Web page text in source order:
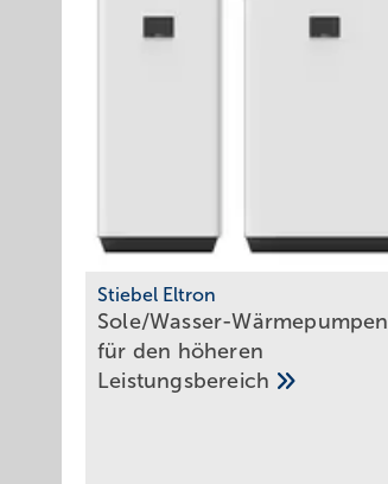
Stiebel Eltron
Sole/Wasser-Wärmepumpen
für den höheren
Leistungsbereich